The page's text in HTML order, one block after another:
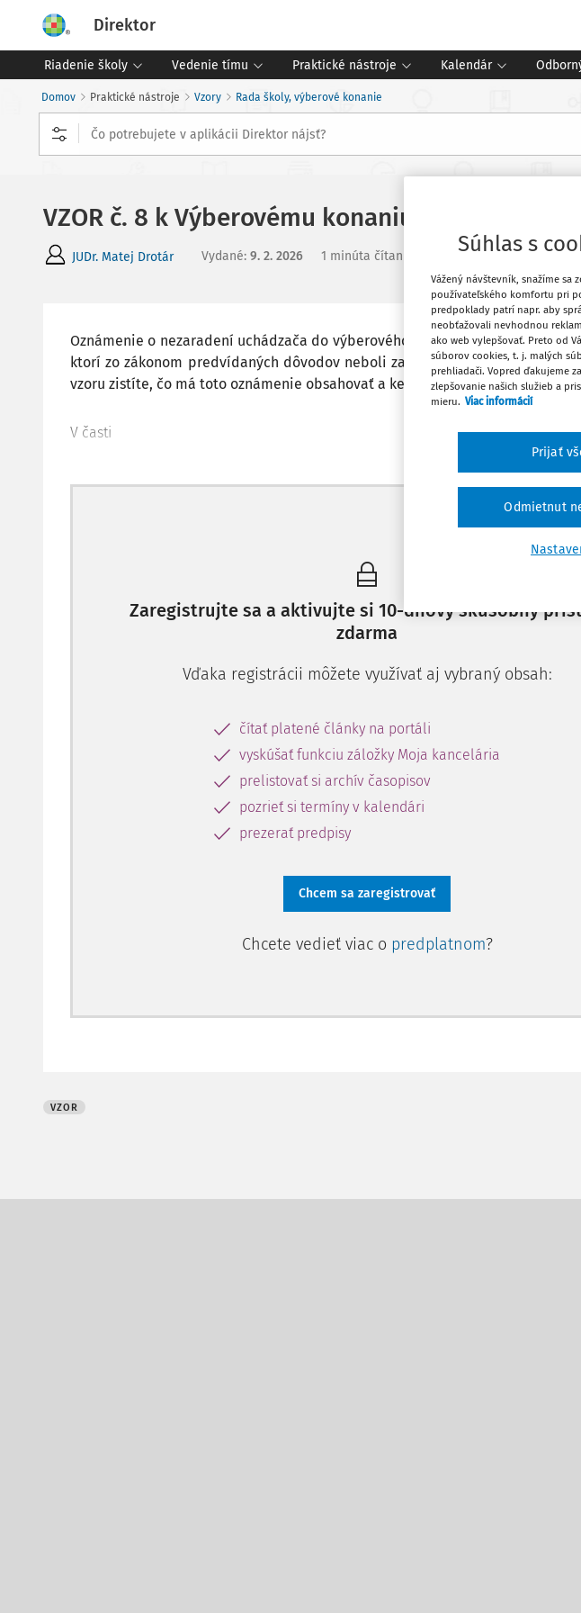
Direktor
Riadenie školy Vedenie tímu Praktické nástroje Kalendár
Domov Praktické nástroje Vzory Rada školy, výberové konanie
VZOR č. 8 k Výberovému konaniu - Oznámenie
JUDr. Matej Drotár Vydané: 9. 2. 2026 1 minúta čítania
Oznámenie o nezaradení uchádzača do výberového konania sa doručuje tým
ktorí zo zákonom predvídaných dôvodov neboli zaradení do výberového
vzoru zistíte, čo má toto oznámenie obsahovať a kedy sa doručuje
V časti
Máte predplatné?
Zaregistrujte sa a aktivujte si 10-dňový skúšobný
zdarma
Vďaka registrácii môžete využívať aj vybraný obsah:
čítať platené články na portáli
vyskúšať funkciu záložky Moja kancelária
prelistovať si archív časopisov
pozrieť si termíny v kalendári
prezerať predpisy
Chcem sa zaregistrovať
Chcete vedieť viac o predplatnom?
VZOR
Súhlas s
Vážený návštevník, snažíme sa
používateľského komfortu pri
predpoklady patrí napr. aby
neobťažovali nevhodnou
ako web vylepšovať. Preto od
súborov cookies, t. j. malých
prehliadači. Vopred ďakujeme
zlepšovanie našich služieb a
mieru. Viac informácií
Odmietnut
Prijať